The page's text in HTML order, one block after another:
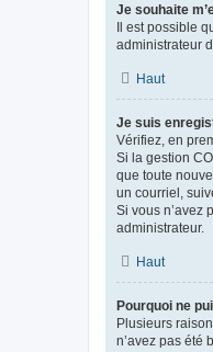
Je souhaite
Il est possible
administrateur
Haut
Je suis
Vérifiez, en
Si la gestion
que toute
un courriel,
Si vous n’avez
administrateur.
Haut
Pourquoi ne
Plusieurs
n’avez pas été